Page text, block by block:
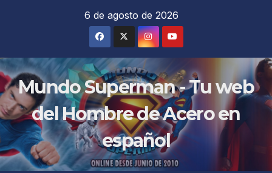
6 de agosto de 2026
Mundo Superman - Tu web
del Hombre de Acero en
español